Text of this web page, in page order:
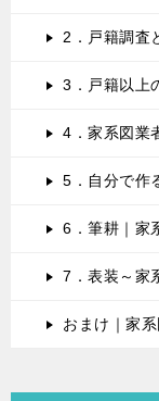
2．戸籍調査
3．戸籍以上
4．家系図業
5．自分で作
6．筆耕｜家
7．表装～家
おまけ｜家